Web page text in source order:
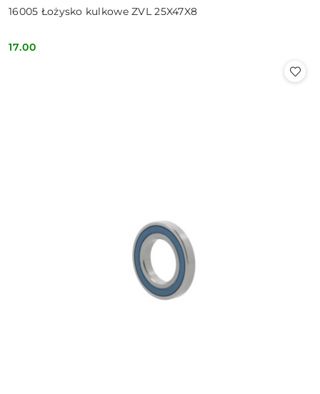
16005 Łożysko kulkowe ZVL 25X47X8
Cena:
17.00